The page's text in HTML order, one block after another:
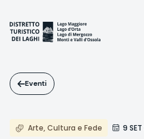
contenuto
principale
Eventi
Arte, Cultura e Fede 9